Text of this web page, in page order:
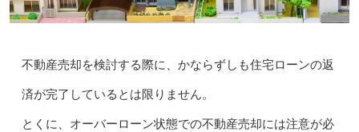
不動産売却を検討する際に、かならずしも住宅ローンの返
済が完了しているとは限りません。
とくに、オーバーローン状態での不動産売却には注意が必